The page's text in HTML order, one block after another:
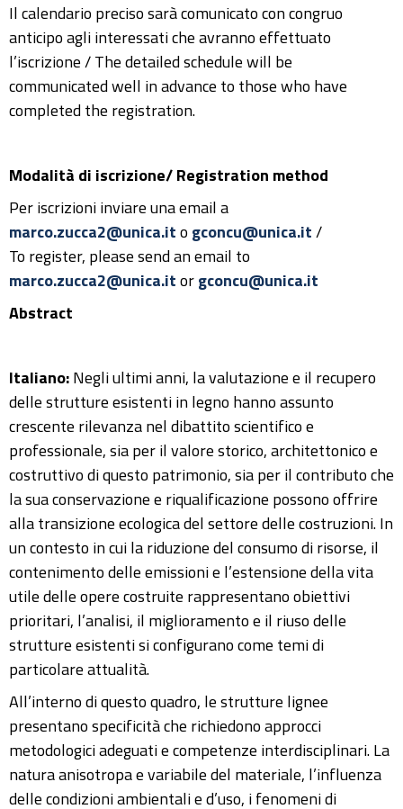
Il calendario preciso sarà comunicato con congruo
anticipo agli interessati che avranno effettuato
l’iscrizione / The detailed schedule will be
communicated well in advance to those who have
completed the registration.
Modalità di iscrizione/ Registration method
Per iscrizioni inviare una email a
marco.zucca2@unica.ito gconcu@unica.it/
To register, please send an email to
marco.zucca2@unica.itorgconcu@unica.it
Abstract
Italiano:Negli ultimi anni, la valutazione e il recupero
delle strutture esistenti in legno hanno assunto
crescente rilevanza nel dibattito scientifico e
professionale, sia per il valore storico, architettonico e
costruttivo di questo patrimonio, sia per il contributo che
la sua conservazione e riqualificazione possono offrire
alla transizione ecologica del settore delle costruzioni. In
un contesto in cui la riduzione del consumo di risorse, il
contenimento delle emissioni e l’estensione della vita
utile delle opere costruite rappresentano obiettivi
prioritari, l’analisi, il miglioramento e il riuso delle
strutture esistenti si configurano come temi di
particolare attualità.
All’interno di questo quadro, le strutture lignee
presentano specificità che richiedono approcci
metodologici adeguati e competenze interdisciplinari. La
natura anisotropa e variabile del materiale, l’influenza
delle condizioni ambientali e d’uso, i fenomeni di